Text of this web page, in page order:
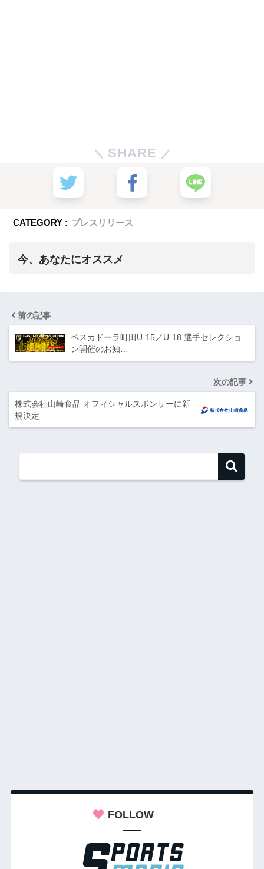
SHARE
CATEGORY : プレスリリース
今、あなたにオススメ
前の記事
ペスカドーラ町田U-15／U-18 選手セレクショ
ン開催のお知…
次の記事
株式会社山崎食品 オフィシャルスポンサーに新
規決定
FOLLOW